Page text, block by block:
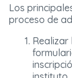
Los
proceso de
Realizar